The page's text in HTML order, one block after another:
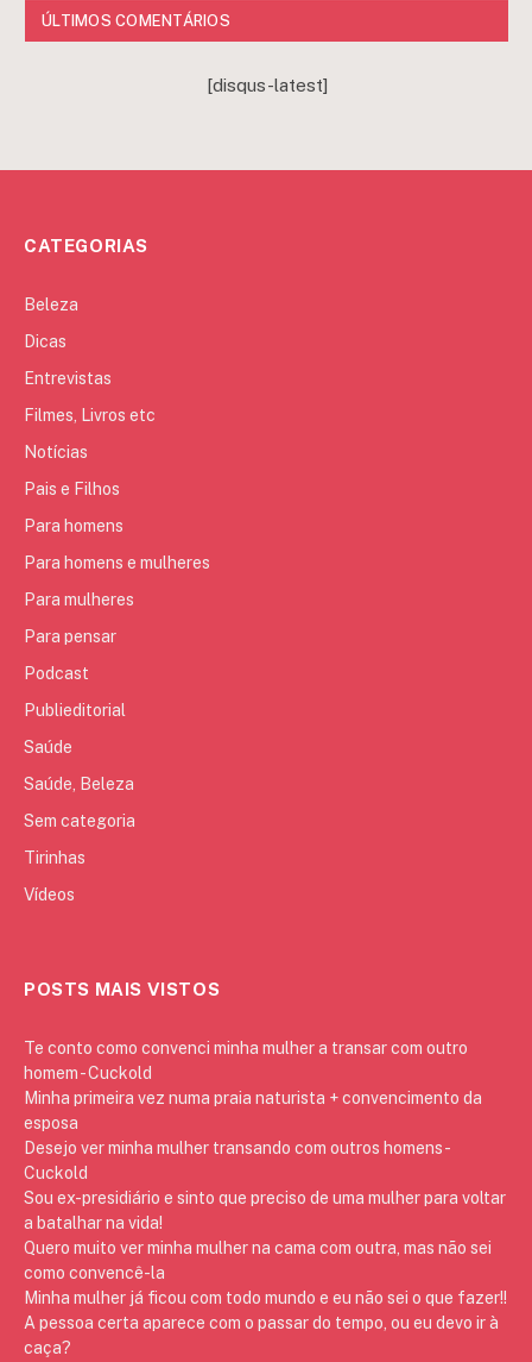
ÚLTIMOS COMENTÁRIOS
[disqus-latest]
CATEGORIAS
Beleza
Dicas
Entrevistas
Filmes, Livros etc
Notícias
Pais e Filhos
Para homens
Para homens e mulheres
Para mulheres
Para pensar
Podcast
Publieditorial
Saúde
Saúde, Beleza
Sem categoria
Tirinhas
Vídeos
POSTS MAIS VISTOS
Te conto como convenci minha mulher a transar com outro
homem - Cuckold
Minha primeira vez numa praia naturista + convencimento da
esposa
Desejo ver minha mulher transando com outros homens -
Cuckold
Sou ex-presidiário e sinto que preciso de uma mulher para voltar
a batalhar na vida!
Quero muito ver minha mulher na cama com outra, mas não sei
como convencê-la
Minha mulher já ficou com todo mundo e eu não sei o que fazer!!
A pessoa certa aparece com o passar do tempo, ou eu devo ir à
caça?